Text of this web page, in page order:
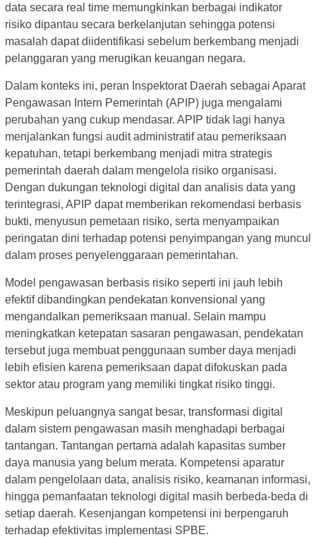
data secara real time memungkinkan berbagai indikator
risiko dipantau secara berkelanjutan sehingga potensi
masalah dapat diidentifikasi sebelum berkembang menjadi
pelanggaran yang merugikan keuangan negara.
Dalam konteks ini, peran Inspektorat Daerah sebagai Aparat
Pengawasan Intern Pemerintah (APIP) juga mengalami
perubahan yang cukup mendasar. APIP tidak lagi hanya
menjalankan fungsi audit administratif atau pemeriksaan
kepatuhan, tetapi berkembang menjadi mitra strategis
pemerintah daerah dalam mengelola risiko organisasi.
Dengan dukungan teknologi digital dan analisis data yang
terintegrasi, APIP dapat memberikan rekomendasi berbasis
bukti, menyusun pemetaan risiko, serta menyampaikan
peringatan dini terhadap potensi penyimpangan yang muncul
dalam proses penyelenggaraan pemerintahan.
Model pengawasan berbasis risiko seperti ini jauh lebih
efektif dibandingkan pendekatan konvensional yang
mengandalkan pemeriksaan manual. Selain mampu
meningkatkan ketepatan sasaran pengawasan, pendekatan
tersebut juga membuat penggunaan sumber daya menjadi
lebih efisien karena pemeriksaan dapat difokuskan pada
sektor atau program yang memiliki tingkat risiko tinggi.
Meskipun peluangnya sangat besar, transformasi digital
dalam sistem pengawasan masih menghadapi berbagai
tantangan. Tantangan pertama adalah kapasitas sumber
daya manusia yang belum merata. Kompetensi aparatur
dalam pengelolaan data, analisis risiko, keamanan informasi,
hingga pemanfaatan teknologi digital masih berbeda-beda di
setiap daerah. Kesenjangan kompetensi ini berpengaruh
terhadap efektivitas implementasi SPBE.